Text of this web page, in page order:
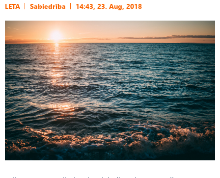
LETA Sabiedrība 14:43, 23. Aug, 2018